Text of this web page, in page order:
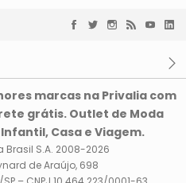
marcas na Privalia com
grátis. Outlet de Moda
Casa e Viagem.
S.A. 2008-2026
de Araújo, 698